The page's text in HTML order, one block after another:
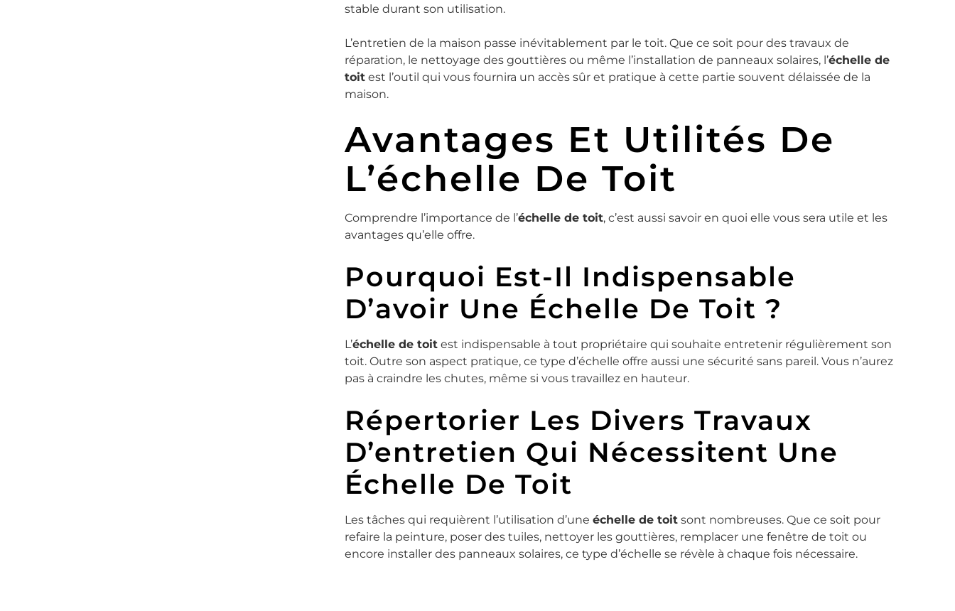
stable durant son utilisation.
L’entretien de la maison passe inévitablement par le toit. Que ce soit pour des travaux de
réparation, le nettoyage des gouttières ou même l’installation de panneaux solaires, l’échelle de
toit est l’outil qui vous fournira un accès sûr et pratique à cette partie souvent délaissée de la
maison.
Avantages Et Utilités De
L’échelle De Toit
Comprendre l’importance de l’échelle de toit, c’est aussi savoir en quoi elle vous sera utile et les
avantages qu’elle offre.
Pourquoi Est-Il Indispensable
D’avoir Une Échelle De Toit ?
L’échelle de toit est indispensable à tout propriétaire qui souhaite entretenir régulièrement son
toit. Outre son aspect pratique, ce type d’échelle offre aussi une sécurité sans pareil. Vous n’aurez
pas à craindre les chutes, même si vous travaillez en hauteur.
Répertorier Les Divers Travaux
D’entretien Qui Nécessitent Une
Échelle De Toit
Les tâches qui requièrent l’utilisation d’une échelle de toit sont nombreuses. Que ce soit pour
refaire la peinture, poser des tuiles, nettoyer les gouttières, remplacer une fenêtre de toit ou
encore installer des panneaux solaires, ce type d’échelle se révèle à chaque fois nécessaire.